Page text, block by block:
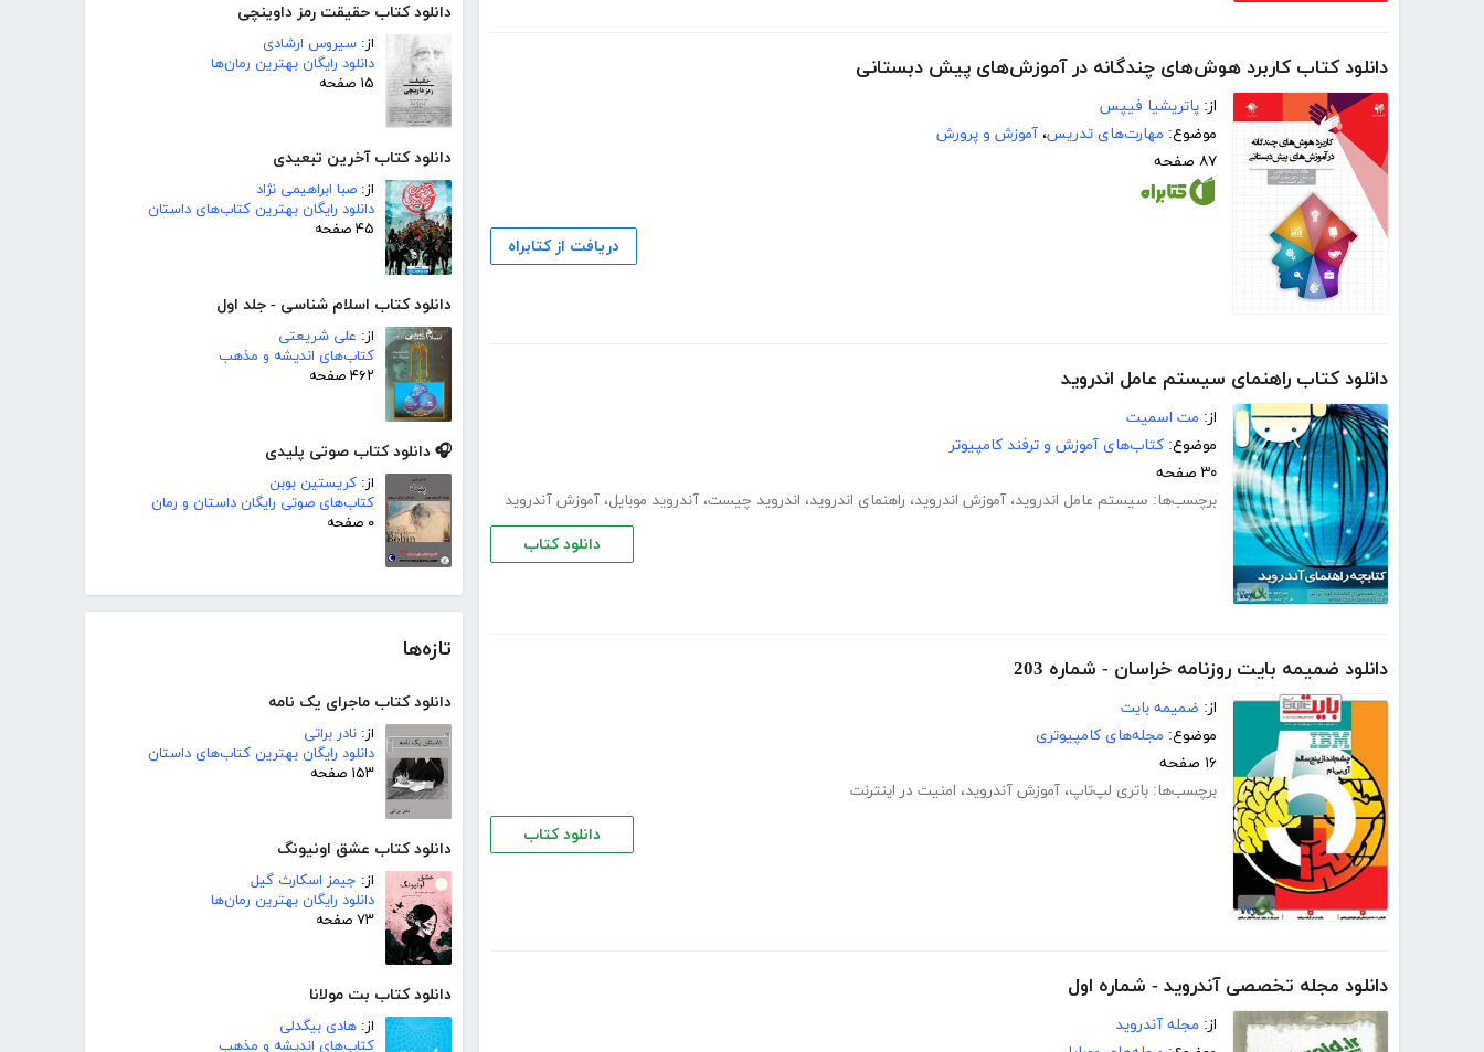
دانلود کتاب حقیقت رمز داوینچی
از: سیروس ارشادی
دانلود رایگان بهترین رمان‌ها
۱۵ صفحه
دانلود کتاب آخرین تبعیدی
از: صبا ابراهیمی نژاد
دانلود رایگان بهترین کتاب‌های داستان
۴۵ صفحه
دانلود کتاب اسلام شناسی - جلد اول
از: علی شریعتی
کتاب‌های اندیشه و مذهب
۴۶۲ صفحه
🎧 دانلود کتاب صوتی پلیدی
از: کریستین بوبن
کتاب‌های صوتی رایگان داستان و رمان
۰ صفحه
تازه‌ها
دانلود کتاب ماجرای یک نامه
از: نادر براتی
دانلود رایگان بهترین کتاب‌های داستان
۱۵۳ صفحه
دانلود کتاب عشق اونیونگ
از: جیمز اسکارث گیل
دانلود رایگان بهترین رمان‌ها
۷۳ صفحه
دانلود کتاب بت مولانا
از: هادی بیگدلی
کتاب‌های اندیشه و مذهب
دانلود کتاب کاربرد هوش‌های چندگانه در آموزش‌های پیش دبستانی
از: پاتریشیا فیپس
موضوع: مهارت‌های تدریس، آموزش و پرورش
۸۷ صفحه
دریافت از کتابراه
دانلود کتاب راهنمای سیستم عامل اندروید
از: مت اسمیت
موضوع: کتاب‌های آموزش و ترفند کامپیوتر
۳۰ صفحه
برچسب‌ها: سیستم عامل اندروید، آموزش اندروید، راهنمای اندروید، اندروید چیست، آندروید موبایل، آموزش آندروید
دانلود کتاب
دانلود ضمیمه بایت روزنامه خراسان - شماره 203
از: ضمیمه بایت
موضوع: مجله‌های کامپیوتری
۱۶ صفحه
برچسب‌ها: باتری لپ‌تاپ، آموزش آندروید، امنیت در اینترنت
دانلود کتاب
دانلود مجله تخصصی آندروید - شماره اول
از: مجله آندروید